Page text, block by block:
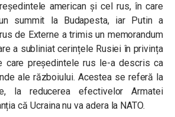
american și cel rus, în care
summit la Budapesta, iar Putin a
de Externe a trimis un memorandum
a subliniat cerințele Rusiei în privința
care președintele rus le-a descris ca
ale războiului. Acestea se referă la
la reducerea efectivelor Armatei
că Ucraina nu va adera la NATO.